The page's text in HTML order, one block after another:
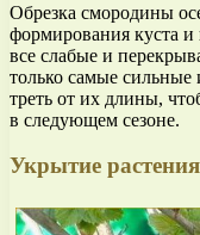
Обрезка смородины
формирования куста и
все слабые и
только самые сильные
треть от их длины,
в следующем сезоне.
Укрытие растения